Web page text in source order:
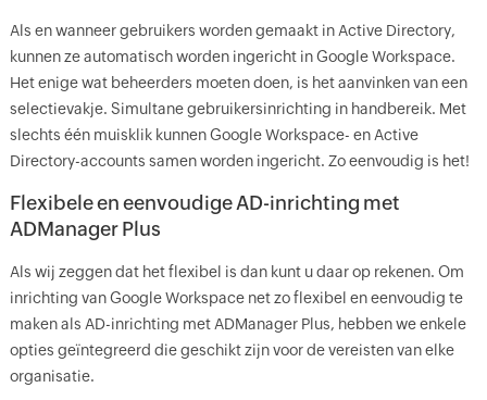
Als en wanneer gebruikers worden gemaakt in Active Directory,
kunnen ze automatisch worden ingericht in Google Workspace.
Het enige wat beheerders moeten doen, is het aanvinken van een
selectievakje. Simultane gebruikersinrichting in handbereik. Met
slechts één muisklik kunnen Google Workspace- en Active
Directory-accounts samen worden ingericht. Zo eenvoudig is het!
Flexibele en eenvoudige AD-inrichting met
ADManager Plus
Als wij zeggen dat het flexibel is dan kunt u daar op rekenen. Om
inrichting van Google Workspace net zo flexibel en eenvoudig te
maken als AD-inrichting met ADManager Plus, hebben we enkele
opties geïntegreerd die geschikt zijn voor de vereisten van elke
organisatie.